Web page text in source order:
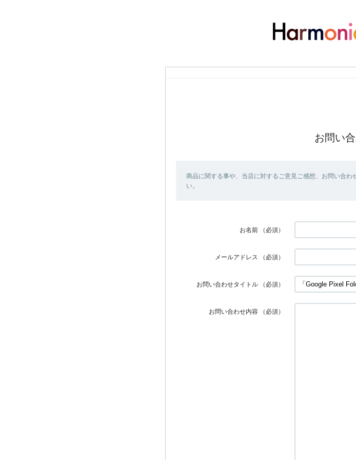
お問い
商品に関する事や、当店に対するご意見ご感想、お問い合
い。
お名前 （必須）
メールアドレス （必須）
お問い合わせタイトル （必須）
お問い合わせ内容 （必須）